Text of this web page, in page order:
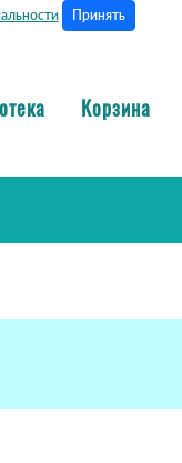
Принять
Корзина